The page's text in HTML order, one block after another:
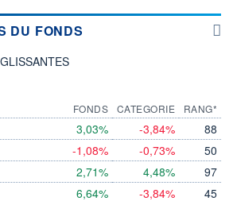
DU FONDS
GLISSANTES
FONDS
3,03%
-1,08%
2,71%
6,64%
CATEGORIE
-3,84%
-0,73%
4,48%
-3,84%
RANG*
88
50
97
45